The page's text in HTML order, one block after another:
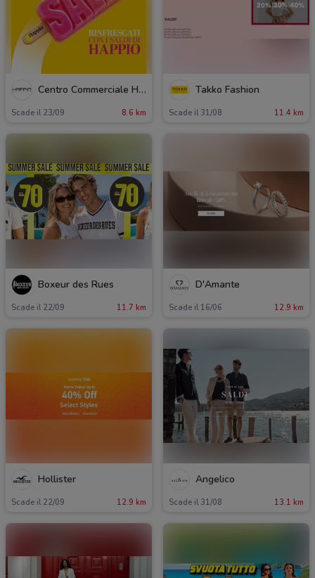
Centro Commerciale Happio
Scade il 23/09 8.6 km
Takko Fashion
Scade il 31/08 11.4 km
Boxeur des Rues
Scade il 22/09 11.7 km
D'Amante
Scade il 16/06 12.9 km
Hollister
Scade il 22/09 12.9 km
Angelico
Scade il 31/08 13.1 km